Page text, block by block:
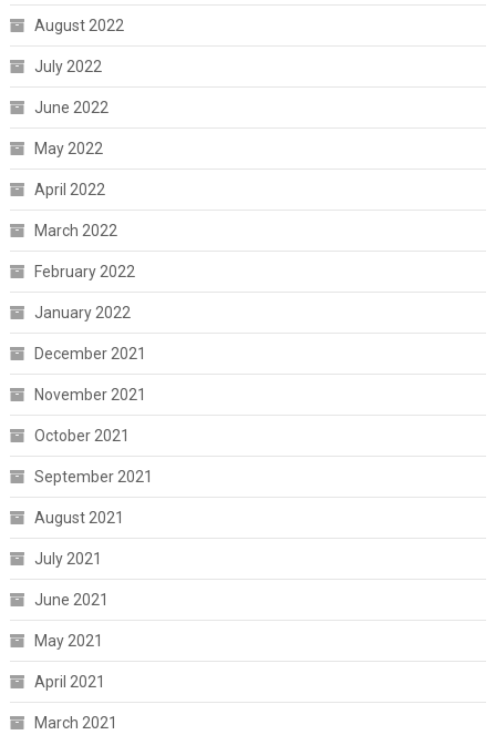
August 2022
July 2022
June 2022
May 2022
April 2022
March 2022
February 2022
January 2022
December 2021
November 2021
October 2021
September 2021
August 2021
July 2021
June 2021
May 2021
April 2021
March 2021